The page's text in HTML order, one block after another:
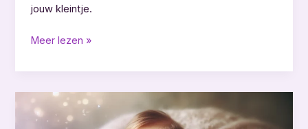
jouw kleintje.
Wat
de
beste
wieg?
Meer lezen »